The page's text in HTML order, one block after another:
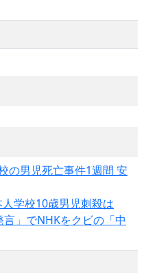
の男児死亡事件1週間 安
人学校10歳男児刺殺は
」でNHKをクビの「中